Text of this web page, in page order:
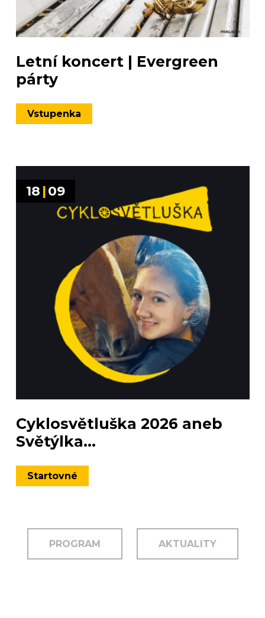
Letní koncert | Evergreen
párty
Vstupenka
18 |09
Cyklosvětluška 2026 aneb
Světýlka...
Startovné
PROGRAM AKTUALITY